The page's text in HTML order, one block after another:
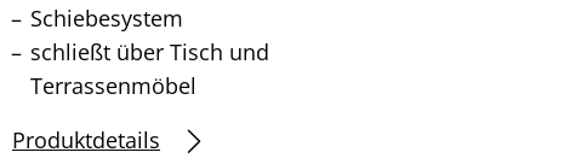
Schiebesystem
schließt über Tisch und
Terrassenmöbel
Produktdetails